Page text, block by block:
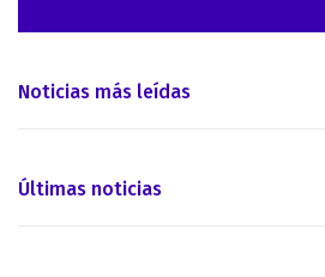
Noticias más leídas
Últimas noticias